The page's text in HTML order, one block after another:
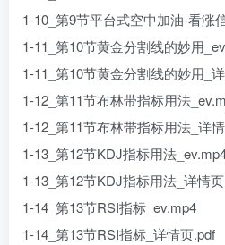
1-10_第9节平台式空中加油-看涨
1-11_第10节黄金分割线的妙用
1-11_第10节黄金分割线的妙用_
1-12_第11节布林带指标用法
1-12_第11节布林带指标用法_详
1-13_第12节KDJ指标用法
1-13_第12节KDJ指标用法_详情
1-14_第13节RSI指标_ev.mp4
1-14_第13节RSI指标_详情页.pdf